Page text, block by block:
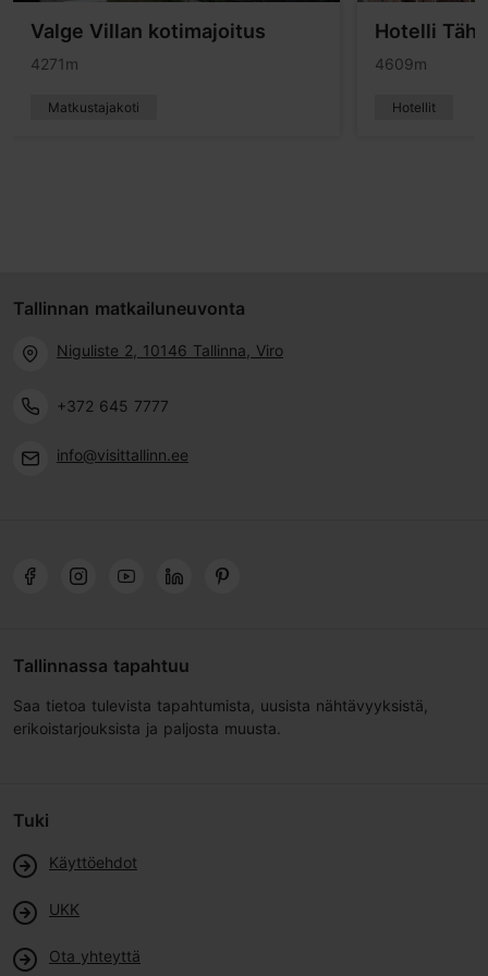
Valge Villan kotimajoitus
4271m
Matkustajakoti
Hotelli
4609m
Hotellit
Tallinnan matkailuneuvonta
Niguliste 2, 10146 Tallinna, Viro
+372 645 7777
info@visittallinn.ee
Tallinnassa tapahtuu
Saa tietoa tulevista tapahtumista, uusista nähtävyyksistä,
erikoistarjouksista ja paljosta muusta.
Tuki
Käyttöehdot
UKK
Ota yhteyttä